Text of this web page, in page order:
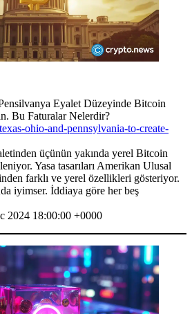
Eyalet Düzeyinde Bitcoin
Bu Faturalar Nelerdir?
ohio-and-pennsylvania-to-create-
üçünün yakında yerel Bitcoin
Yasa tasarıları Amerikan Ulusal
farklı ve yerel özellikleri gösteriyor.
iyimser. İddiaya göre her beş
2024 18:00:00 +0000